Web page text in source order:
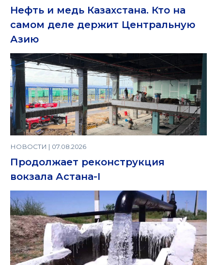
Нефть и медь Казахстана. Кто на
самом деле держит Центральную
Азию
НОВОСТИ | 07.08.2026
Продолжает реконструкция
вокзала Астана-I